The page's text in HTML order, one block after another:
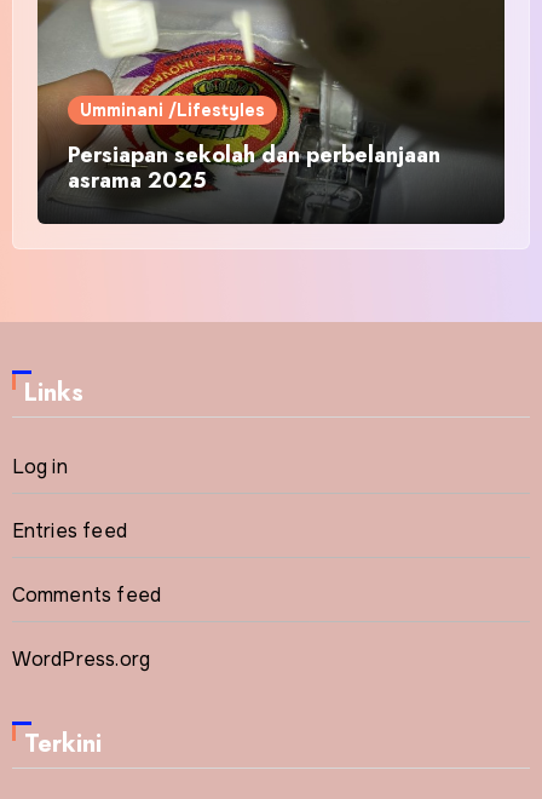
Umminani /Lifestyles
Persiapan sekolah dan perbelanjaan
asrama 2025
Links
Log in
Entries feed
Comments feed
WordPress.org
Terkini